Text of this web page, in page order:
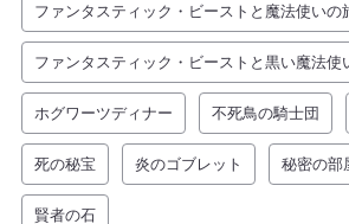
ファンタスティック・ビーストと魔法使いの
ファンタスティック・ビーストと黒い魔法使
ホグワーツディナー 不死鳥の騎士団
死の秘宝 炎のゴブレット 秘密の部
賢者の石